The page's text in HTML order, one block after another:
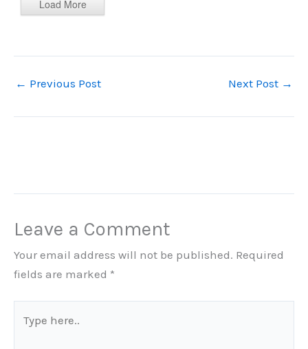
Load More
← Previous Post Next Post →
Leave a Comment
Your email address will not be published. Required
fields are marked *
here..